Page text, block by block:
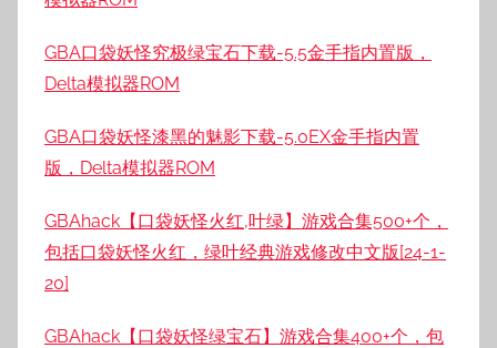
GBA口袋妖怪究极绿宝石下载-5.5金手指内置版，
Delta模拟器ROM
GBA口袋妖怪漆黑的魅影下载-5.0EX金手指内置
版，Delta模拟器ROM
GBAhack【口袋妖怪火红,叶绿】游戏合集500+个，
包括口袋妖怪火红，绿叶经典游戏修改中文版[24-1-
20]
GBAhack【口袋妖怪绿宝石】游戏合集400+个，包